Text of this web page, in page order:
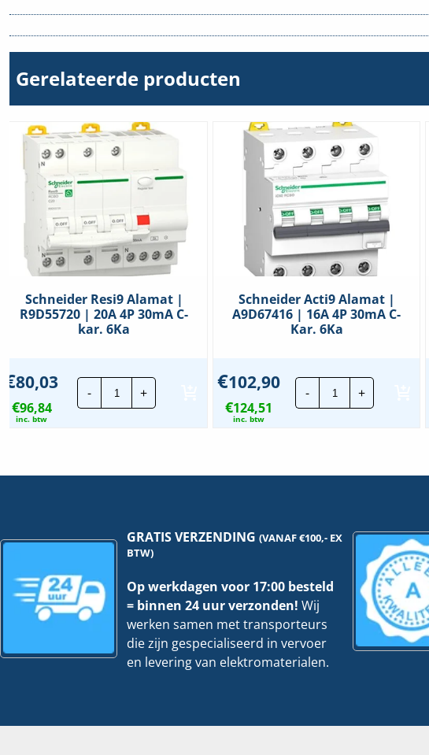
Nom. Foutstroom
300mA
Gerelateerde producten
Schneider Resi9 Alamat |
R9D55720 | 20A 4P 30mA C-
kar. 6Ka
€80,03
€96,84
inc. btw
-
Schneider
Resi9
Alamat
hoeveelheid
+
Schneider Acti9 Alamat |
A9D67416 | 16A 4P 30mA C-
Kar. 6Ka
€102,90
€124,51
inc. btw
-
Schneider
Acti9
Alamat
hoeveelheid
+
GRATIS VERZENDING(VANAF €100,- EX
BTW)
Op werkdagen voor 17:00 besteld
= binnen 24 uur verzonden! Wij
werken samen met transporteurs
die zijn gespecialiseerd in vervoer
en levering van elektromaterialen.